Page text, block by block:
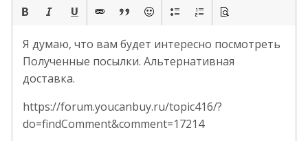
Я думаю, что вам будет интересно посмотреть
Полученные посылки. Альтернативная
доставка.
https://forum.youcanbuy.ru/topic416/?
do=findComment&comment=17214